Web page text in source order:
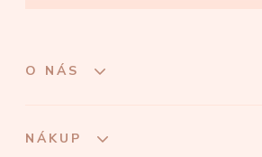
O NÁS
NÁKUP